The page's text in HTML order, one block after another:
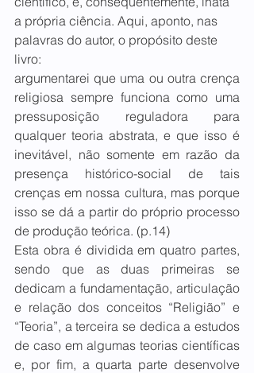
a própria ciência. Aqui, aponto, nas
palavras do autor, o propósito deste
livro:
argumentarei que uma ou outra crença
religiosa sempre funciona como uma
pressuposição reguladora para
qualquer teoria abstrata, e que isso é
inevitável, não somente em razão da
presença histórico-social de tais
crenças em nossa cultura, mas porque
isso se dá a partir do próprio processo
de produção teórica. (p.14)
Esta obra é dividida em quatro partes,
sendo que as duas primeiras se
dedicam a fundamentação, articulação
e relação dos conceitos “Religião” e
“Teoria”, a terceira se dedica a estudos
de caso em algumas teorias científicas
e, por fim, a quarta parte desenvolve